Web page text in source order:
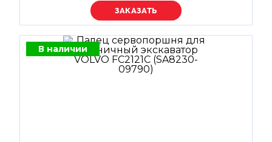
Уточняйте цену
В наличии